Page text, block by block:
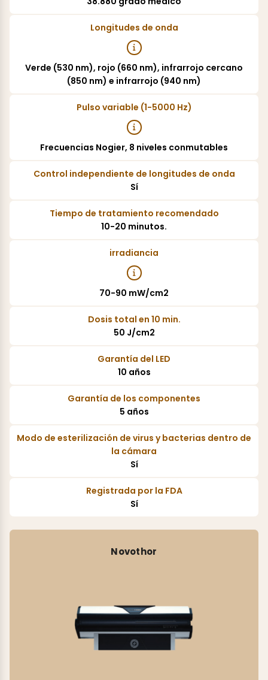
Longitudes de onda
Verde (530 nm), rojo (660 nm), infrarrojo cercano
(850 nm) e infrarrojo (940 nm)
Pulso variable (1-5000 Hz)
Frecuencias Nogier, 8 niveles conmutables
Control independiente de longitudes de onda
Sí
Tiempo de tratamiento recomendado
10-20 minutos.
irradiancia
70-90 mW/cm2
Dosis total en 10 min.
50 J/cm2
Garantía del LED
10 años
Garantía de los componentes
5 años
Modo de esterilización de virus y bacterias dentro de
la cámara
Sí
Registrada por la FDA
Sí
Novothor